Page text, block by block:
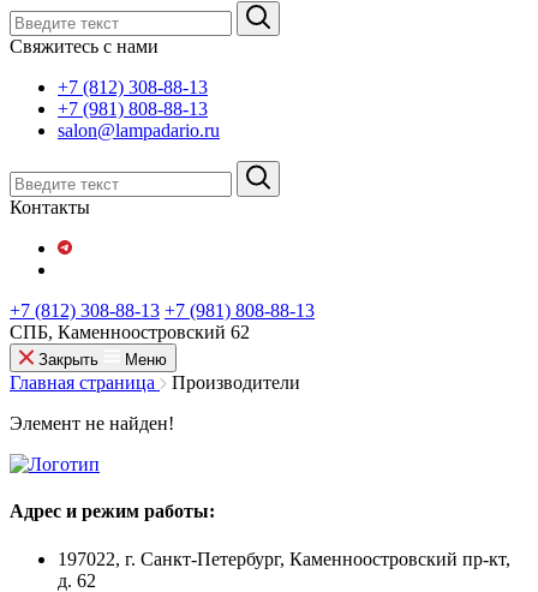
Свяжитесь с нами
+7 (812) 308-88-13
+7 (981) 808-88-13
salon@lampadario.ru
Контакты
+7 (812) 308-88-13 +7 (981) 808-88-13
СПБ, Каменноостровский 62
Закрыть Меню
Главная страница
Производители
Элемент не найден!
Адрес и режим работы:
197022, г. Санкт-Петербург, Каменноостровский пр-кт,
д. 62